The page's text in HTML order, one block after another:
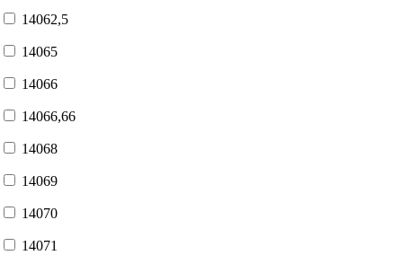
14062,5
14065
14066
14066,66
14068
14069
14070
14071